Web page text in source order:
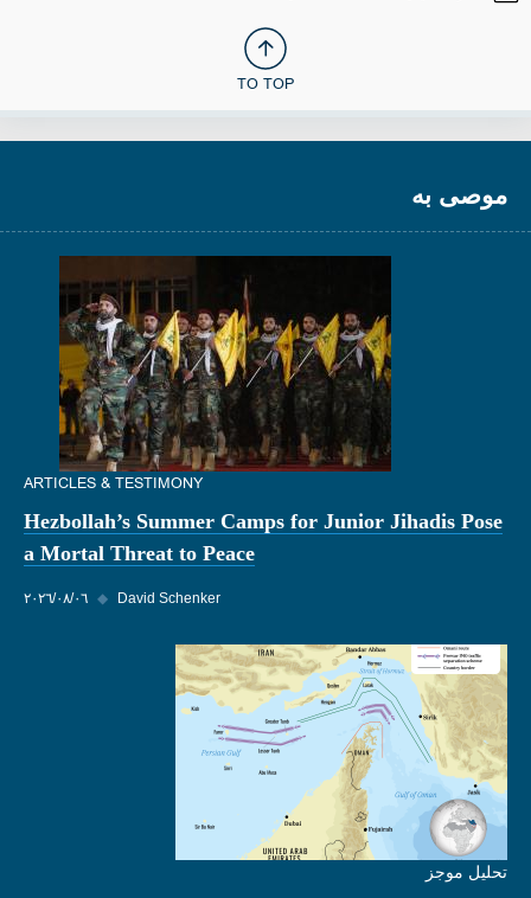
TO TOP
موصى به
ARTICLES & TESTIMONY
Hezbollah’s Summer Camps for Junior Jihadis Pose
a Mortal Threat to Peace
٠٦‏/٠٨‏/٢٠٢٦ ◆ David Schenker
تحليل موجز